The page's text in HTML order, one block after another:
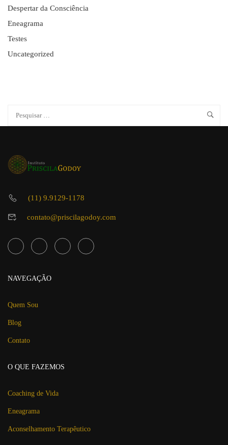
Despertar da Consciência
Eneagrama
Testes
Uncategorized
(11) 9.9129-1178
contato@priscilagodoy.com
NAVEGAÇÃO
Quem Sou
Blog
Contato
O QUE FAZEMOS
Coaching de Vida
Eneagrama
Aconselhamento Terapêutico